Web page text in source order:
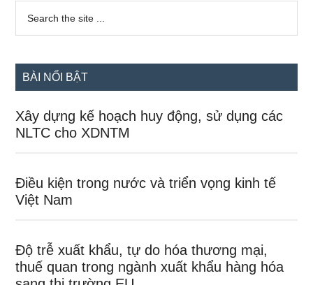
Sidebar
chính
...
BÀI NỔI BẬT
Xây dựng kế hoạch huy động, sử dụng các
NLTC cho XDNTM
Điều kiện trong nước và triển vọng kinh tế
Việt Nam
Độ trễ xuất khẩu, tự do hóa thương mại,
thuế quan trong ngành xuất khẩu hàng hóa